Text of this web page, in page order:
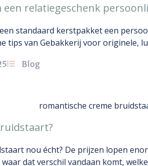
een relatiegeschenk
standaard kerstpakket een
tips van Gebakkerij voor originele,
Blog
nou écht? De prijzen lopen
dat verschil vandaan komt,